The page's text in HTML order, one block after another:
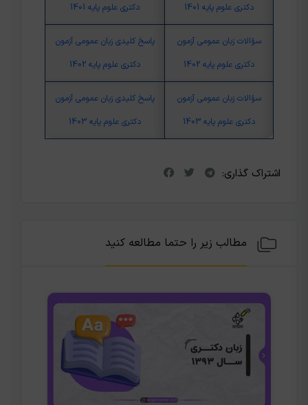
دکتری علوم پایه 1401
دکتری علوم پایه 1401
سؤالات زبان عمومی آزمون
دکتری علوم پایه 1402
پاسخ کلیدی زبان عمومی آزمون
دکتری علوم پایه 1402
سؤالات زبان عمومی آزمون
دکتری علوم پایه 1403
پاسخ کلیدی زبان عمومی آزمون
دکتری علوم پایه 1403
اشتراک گذاری:
مطالب زیر را حتما مطالعه کنید